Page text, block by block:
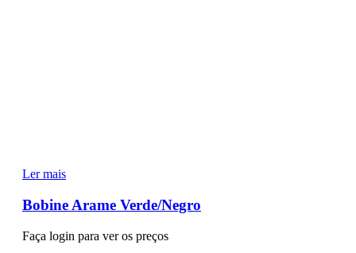
Ler mais
Bobine Arame Verde/Negro
Faça login para ver os preços